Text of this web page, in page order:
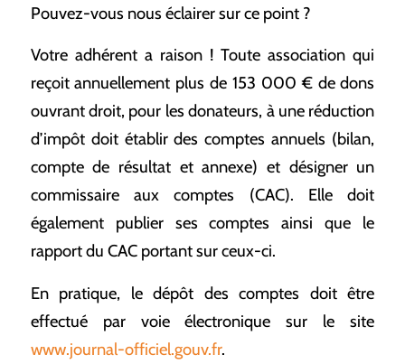
Pouvez-vous nous éclairer sur ce point ?
Votre adhérent a raison ! Toute association qui
reçoit annuellement plus de 153 000 € de dons
ouvrant droit, pour les donateurs, à une réduction
d’impôt doit établir des comptes annuels (bilan,
compte de résultat et annexe) et désigner un
commissaire aux comptes (CAC). Elle doit
également publier ses comptes ainsi que le
rapport du CAC portant sur ceux-ci.
En pratique, le dépôt des comptes doit être
effectué par voie électronique sur le site
www.journal-officiel.gouv.fr.